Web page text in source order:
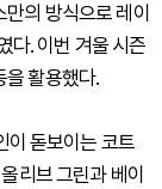
의 방식으로 레이
다. 이번 겨울 시즌
을 활용했다.
이 돋보이는 코트
리브 그린과 베이